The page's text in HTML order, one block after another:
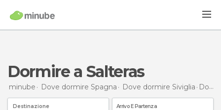
Dormire a Salteras
minube Dove dormire Spagna Dove dormire Siviglia Dormire
Destinazione Arrivo E Partenza